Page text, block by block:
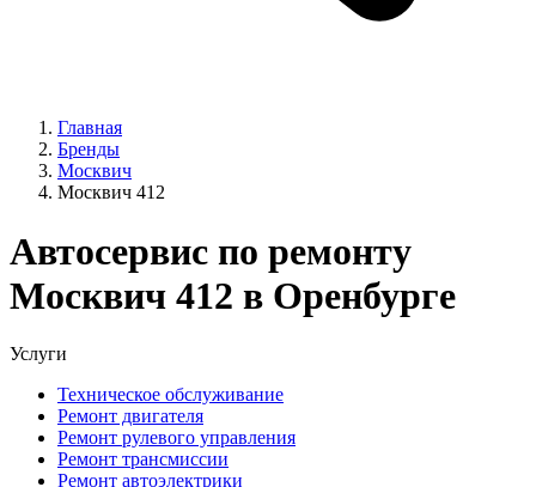
Главная
Бренды
Москвич
Москвич 412
Автосервис по ремонту
Москвич 412 в Оренбурге
Услуги
Техническое обслуживание
Ремонт двигателя
Ремонт рулевого управления
Ремонт трансмиссии
Ремонт автоэлектрики